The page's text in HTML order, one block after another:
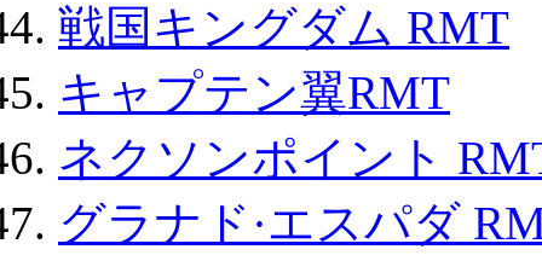
戦国キングダム RMT
キャプテン翼RMT
ネクソンポイント
グラナド·エスパダ